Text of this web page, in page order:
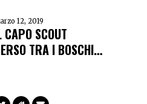
12, 2019
CAPO SCOUT
TRA I BOSCHI…